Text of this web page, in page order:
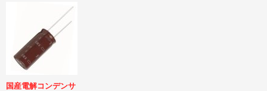
国産電解コンデンサ